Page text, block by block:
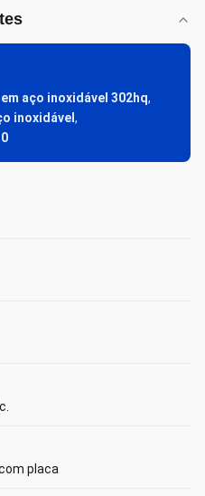
aço inoxidável 302hq,
inoxidável ,
placa